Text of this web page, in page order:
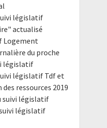
législatif
actualisé
Logement
du proche
législatif
législatif Tdf et
ressources 2019
suivi législatif
législatif